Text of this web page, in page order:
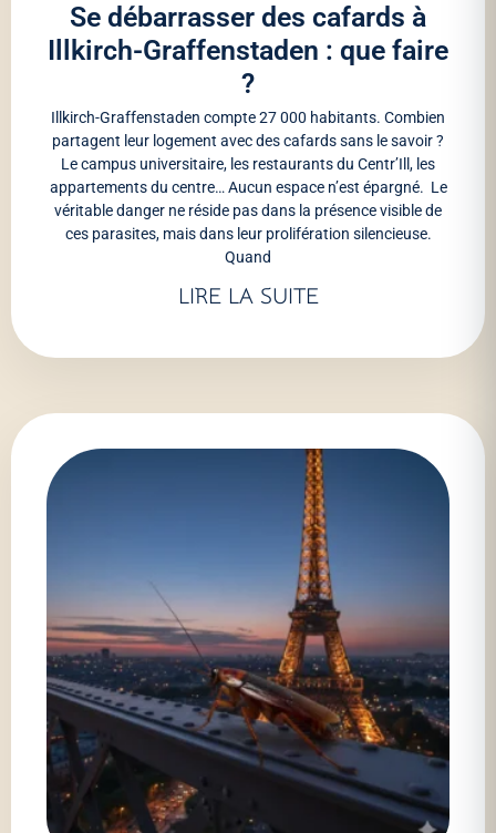
Se débarrasser des cafards à
Illkirch-Graffenstaden : que faire
?
Illkirch-Graffenstaden compte 27 000 habitants. Combien
partagent leur logement avec des cafards sans le savoir ?
Le campus universitaire, les restaurants du Centr’Ill, les
appartements du centre… Aucun espace n’est épargné. Le
véritable danger ne réside pas dans la présence visible de
ces parasites, mais dans leur prolifération silencieuse.
Quand
LIRE LA SUITE